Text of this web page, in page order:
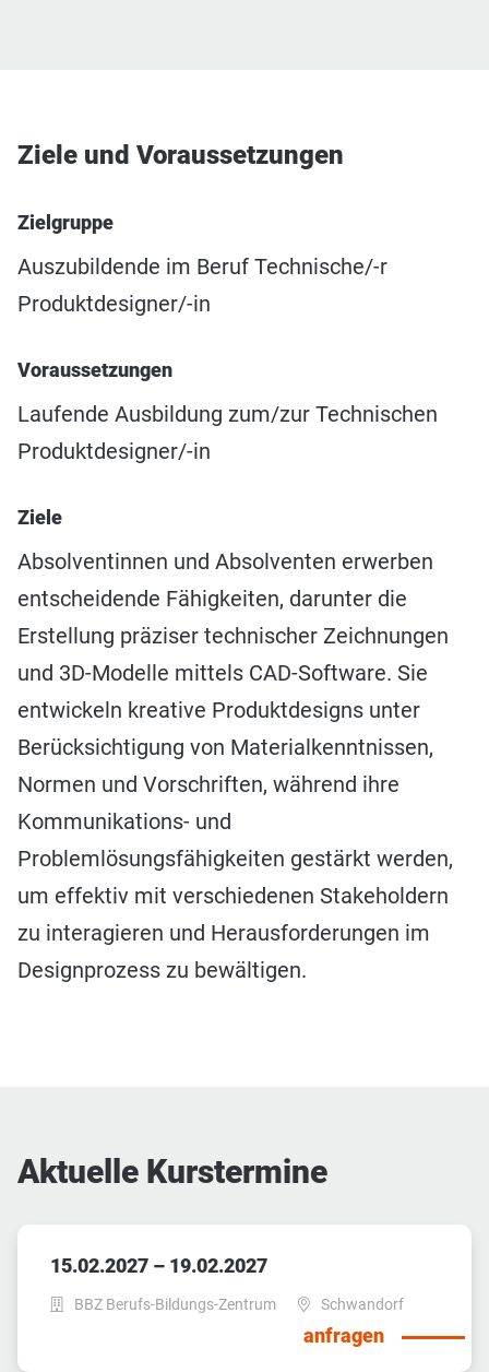
Ziele und Voraussetzungen
Zielgruppe
Auszubildende im Beruf Technische/-r
Produktdesigner/-in
Voraussetzungen
Laufende Ausbildung zum/zur Technischen
Produktdesigner/-in
Ziele
Absolventinnen und Absolventen erwerben
entscheidende Fähigkeiten, darunter die
Erstellung präziser technischer Zeichnungen
und 3D-Modelle mittels CAD-Software. Sie
entwickeln kreative Produktdesigns unter
Berücksichtigung von Materialkenntnissen,
Normen und Vorschriften, während ihre
Kommunikations- und
Problemlösungsfähigkeiten gestärkt werden,
um effektiv mit verschiedenen Stakeholdern
zu interagieren und Herausforderungen im
Designprozess zu bewältigen.
Aktuelle Kurstermine
15.02.2027 – 19.02.2027
BBZ Berufs-Bildungs-Zentrum Schwandorf
anfragen